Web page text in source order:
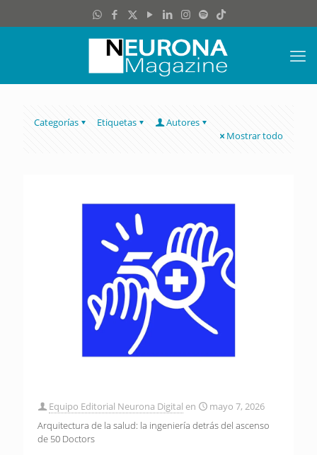
Categorías Etiquetas
Autores
Mostrar todo
Equipo Editorial Neurona Digital en
mayo 7, 2026
Arquitectura de la salud: la ingeniería detrás del ascenso
de 50 Doctors